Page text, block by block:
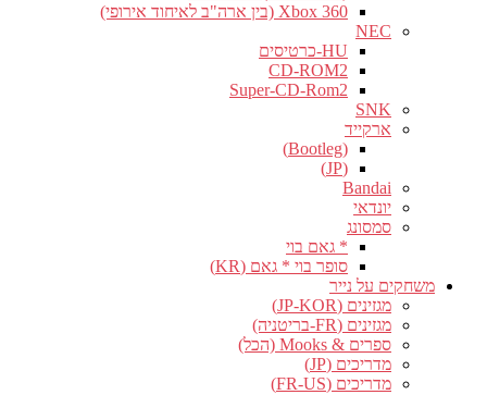
Xbox 360 (בין ארה"ב לאיחוד אירופי)
NEC
HU-כרטיסים
CD-ROM2
Super-CD-Rom2
SNK
ארקייד
(Bootleg)
(JP)
Bandai
יונדאי
סמסונג
* גאם בוי
סופר בוי * גאם (KR)
משחקים על נייר
מגזינים (JP-KOR)
מגזינים (FR-בריטניה)
ספרים & Mooks (הכל)
מדריכים (JP)
מדריכים (FR-US)